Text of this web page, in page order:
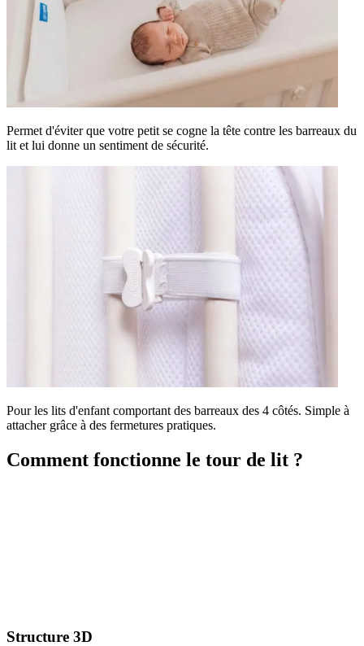
Permet d'éviter que votre petit se cogne la tête contre les barreaux du
lit et lui donne un sentiment de sécurité.
Pour les lits d'enfant comportant des barreaux des 4 côtés. Simple à
attacher grâce à des fermetures pratiques.
Comment fonctionne le tour de lit ?
Structure 3D